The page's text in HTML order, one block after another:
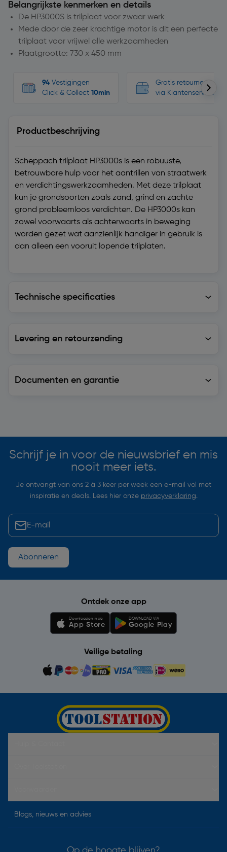
Belangrijkste kenmerken en details
De HP3000S is trilplaat voor zwaar werk
Mede door de zeer krachtige motor is dit een perfecte
trilplaat voor vrijwel alle werkzaamheden
Plaatgrootte: 730 x 450 mm
94 Vestigingen
Click & Collect 10min
Gratis retourneren,
via Klantenservice
Productbeschrijving
Scheppach trilplaat HP3000s is een robuuste,
betrouwbare hulp voor het aantrillen van straatwerk
en verdichtingswerkzaamheden. Met deze trilplaat
kun je grondsoorten zoals zand, grind en zachte
grond probleemloos verdichten. De HP3000s kan
zowel voorwaarts als achterwaarts in beweging
worden gezet wat aanzienlijk handiger in gebruik is
dan alleen een vooruit lopende trilplaten.
Technische specificaties
Levering en retourzending
Documenten en garantie
Schrijf je in voor de nieuwsbrief en mis
nooit meer iets.
Je ontvangt van ons 2 à 3 keer per week een e-mail vol met
inspiratie en deals. Lees hier onze privacyverklaring.
Abonneren
Ontdek onze app
Downloaden in de
App Store
DOWNLOAD VIA
Google Play
Veilige betaling
Blogs, nieuws en advies